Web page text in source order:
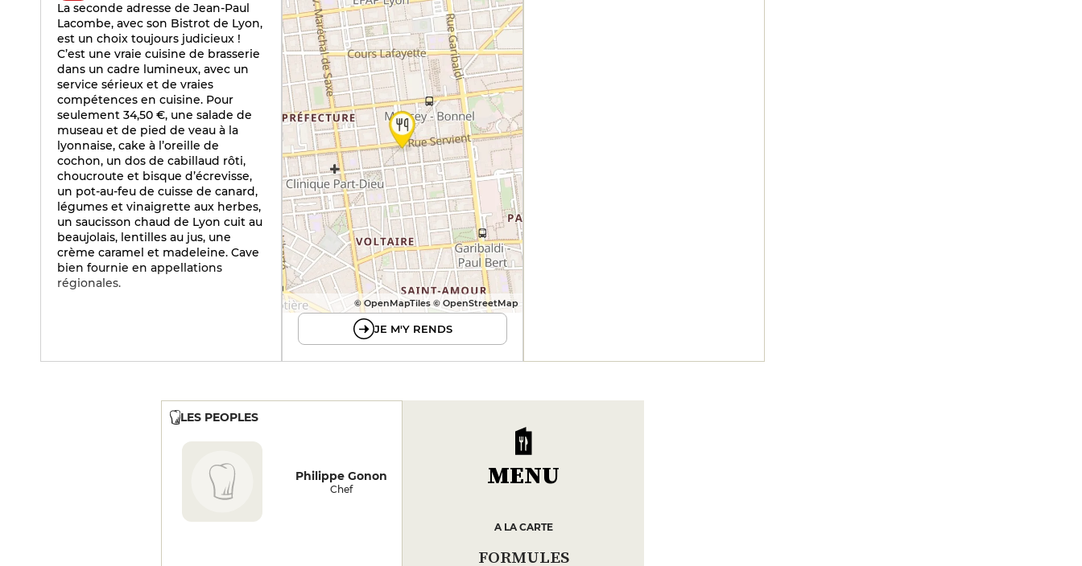
La seconde adresse de Jean-Paul
Lacombe, avec son Bistrot de Lyon,
est un choix toujours judicieux !
C’est une vraie cuisine de brasserie
dans un cadre lumineux, avec un
service sérieux et de vraies
compétences en cuisine. Pour
seulement 34,50 €, une salade de
museau et de pied de veau à la
lyonnaise, cake à l’oreille de
cochon, un dos de cabillaud rôti,
choucroute et bisque d’écrevisse,
un pot-au-feu de cuisse de canard,
légumes et vinaigrette aux herbes,
un saucisson chaud de Lyon cuit au
beaujolais, lentilles au jus, une
crème caramel et madeleine. Cave
bien fournie en appellations
régionales.
© OpenMapTiles © OpenStreetMap
JE M'Y RENDS
LES PEOPLES
Philippe Gonon
Chef MENU
A LA CARTE
FORMULES